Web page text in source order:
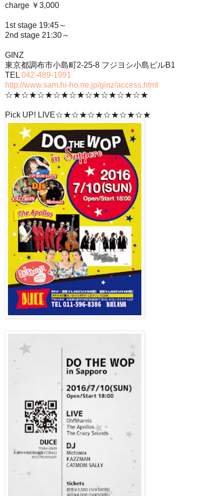
charge ￥3,000
1st stage 19:45～
2nd stage 21:30～
GINZ
東京都調布市小島町2-25-8 フジヨシ小島ビルB1
TEL 042-489-1991
http://www.sam.hi-ho.ne.jp/ginz/access.html
☆★☆★☆★☆★☆★☆★☆★☆★☆★
Pick UP! LIVE☆★☆★☆★☆★☆★☆★